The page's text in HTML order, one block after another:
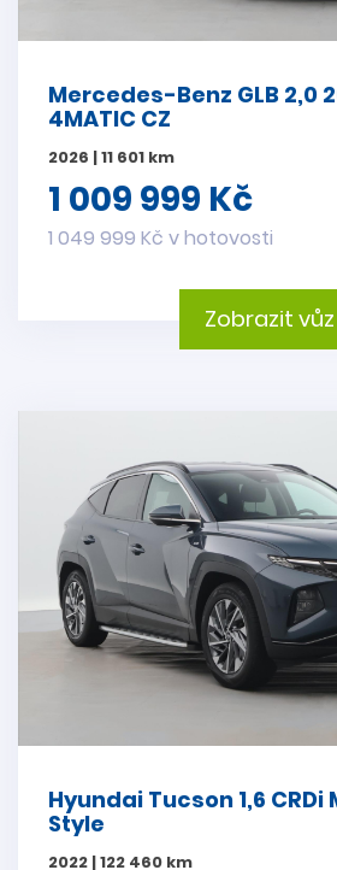
Mercedes-Benz GLB 2,0
4MATIC CZ
2026 | 11 601 km
1 009 999 Kč
1 049 999 Kč v hotovosti
Zobrazit vůz
Hyundai Tucson 1,6 CRDi
Style
2022 | 122 460 km